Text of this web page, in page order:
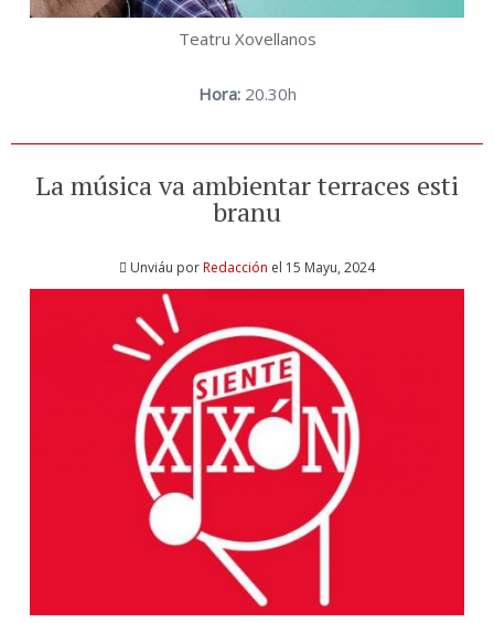
Teatru Xovellanos
Hora:20.30h
La música va ambientar terraces esti
branu
Unviáu porRedacción el 15 Mayu, 2024